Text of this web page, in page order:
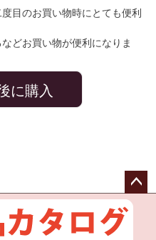
目のお買い物時にとても便利
どお買い物が便利になりま
に購入
ペー